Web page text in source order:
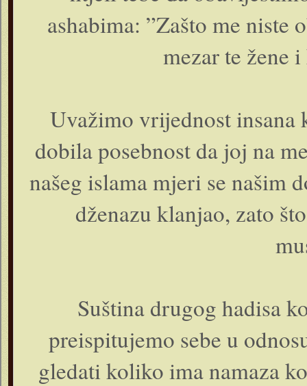
ashabima: ”Zašto me niste
mezar te žene
Uvažimo vrijednost
dobila posebnost da joj na
našeg islama mjeri se našim
dženazu klanjao, zato
Suština drugog hadisa
preispitujemo sebe u
gledati koliko ima namaza